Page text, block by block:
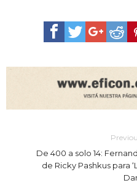
De 400 a solo 14:
de Ricky Pashkus para